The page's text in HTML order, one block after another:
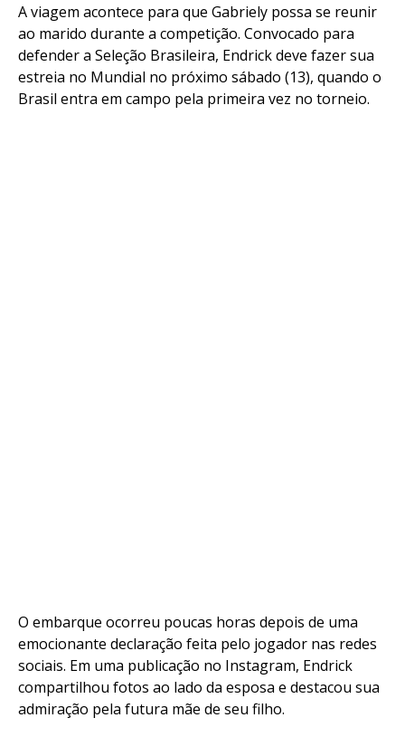
A viagem acontece para que Gabriely possa se reunir
ao marido durante a competição. Convocado para
defender a Seleção Brasileira, Endrick deve fazer sua
estreia no Mundial no próximo sábado (13), quando o
Brasil entra em campo pela primeira vez no torneio.
O embarque ocorreu poucas horas depois de uma
emocionante declaração feita pelo jogador nas redes
sociais. Em uma publicação no Instagram, Endrick
compartilhou fotos ao lado da esposa e destacou sua
admiração pela futura mãe de seu filho.